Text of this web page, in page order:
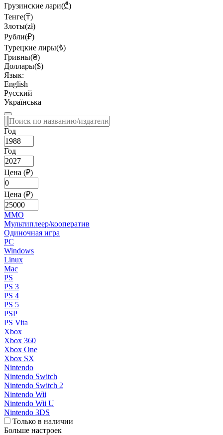
Грузинские лари(₾)
Тенге(₸)
Злоты(zł)
Рубли(₽)
Турецкие лиры(₺)
Гривны(₴)
Доллары($)
Язык:
English
Русский
Українська
Год
Год
Цена (₽)
Цена (₽)
MMO
Мультиплеер/кооператив
Одиночная игра
PC
Windows
Linux
Mac
PS
PS 3
PS 4
PS 5
PSP
PS Vita
Xbox
Xbox 360
Xbox One
Xbox SX
Nintendo
Nintendo Switch
Nintendo Switch 2
Nintendo Wii
Nintendo Wii U
Nintendo 3DS
Только в наличии
Больше настроек